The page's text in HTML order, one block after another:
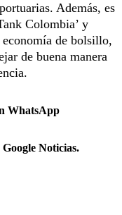
Además, es
Colombia’ y
de bolsillo,
de buena manera
WhatsApp
Noticias.